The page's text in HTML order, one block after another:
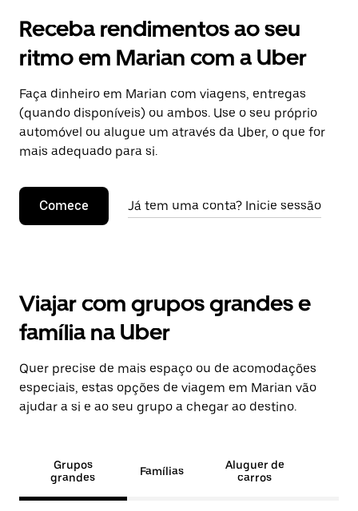
Receba rendimentos ao seu
ritmo em Marian com a Uber
Faça dinheiro em Marian com viagens, entregas
(quando disponíveis) ou ambos. Use o seu próprio
automóvel ou alugue um através da Uber, o que for
mais adequado para si.
Comece Já tem uma conta? Inicie sessão
Viajar com grupos grandes e
família na Uber
Quer precise de mais espaço ou de acomodações
especiais, estas opções de viagem em Marian vão
ajudar a si e ao seu grupo a chegar ao destino.
Grupos
grandes
Famílias
Aluguer de
carros